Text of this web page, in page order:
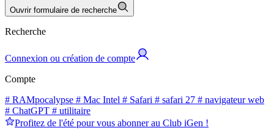
Ouvrir formulaire de recherche
Recherche
Connexion ou création de compte
Compte
# RAMpocalypse # Mac Intel # Safari # safari 27 # navigateur web
# ChatGPT # utilitaire
Profitez de l'été pour vous abonner au Club iGen !